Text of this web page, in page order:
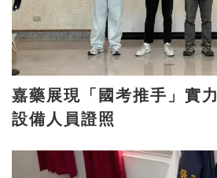
嘉藥展現「國考推手」實力 15人勇奪消防
設備人員證照